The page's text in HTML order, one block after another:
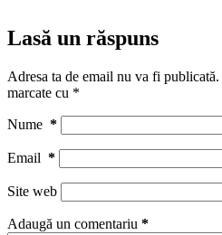
Lasă un răspuns
Adresa ta de email nu va fi publicată.
marcate cu *
Nume *
Email *
Site web
Adaugă un comentariu *